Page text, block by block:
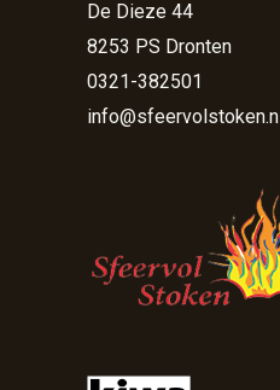
De Dieze 44
8253 PS Dronten
0321-382501
info@sfeervolstoken.nl